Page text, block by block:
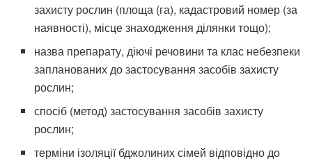
захисту рослин (площа (га), кадастровий номер (за
наявності), місце знаходження ділянки тощо);
назва препарату, діючі речовини та клас небезпеки
запланованих до застосування засобів захисту
рослин;
спосіб (метод) застосування засобів захисту
рослин;
терміни ізоляції бджолиних сімей відповідно до